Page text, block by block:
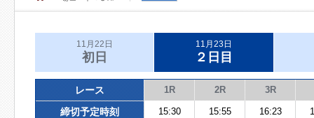
11月22日
初日
11月23日
２日目
レース 1R 2R 3R
締切予定時刻 15:30 15:55 16:23